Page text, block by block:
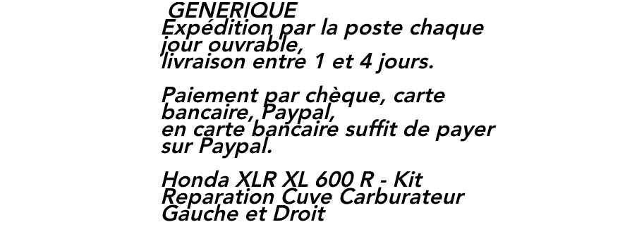
GENERIQUE
Expédition par la poste chaque
jour ouvrable,
livraison entre 1 et 4 jours.
Paiement par chèque, carte
bancaire, Paypal,
en carte bancaire suffit de payer
sur Paypal.
Honda XLR XL 600 R - Kit
Reparation Cuve Carburateur
Gauche et Droit